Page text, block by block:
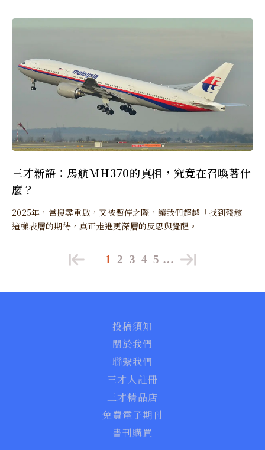
三才新語：馬航MH370的真相，究竟在召喚著什
麼？
2025年，當搜尋重啟，又被暫停之際，讓我們超越「找到殘骸」
這樣表層的期待，真正走進更深層的反思與覺醒。
1 2 3 4 5 …
投稿須知
關於我們
聯繫我們
三才人註冊
三才精品店
免費電子期刊
書刊購買